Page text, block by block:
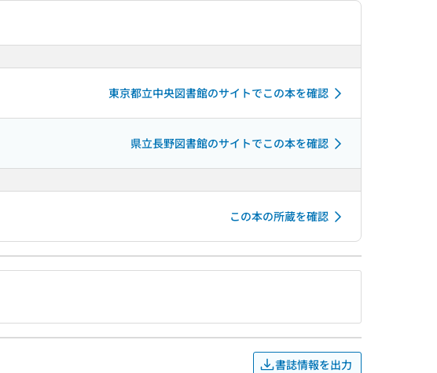
東京都立中央図書館のサイトでこの本を確認
県立長野図書館のサイトでこの本を確認
この本の所蔵を確認
書誌情報を出力